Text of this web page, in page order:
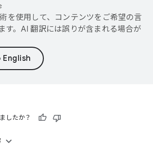
を使用して、コンテンツをご希望の言
す。AI 翻訳には誤りが含まれる場合が
したか？